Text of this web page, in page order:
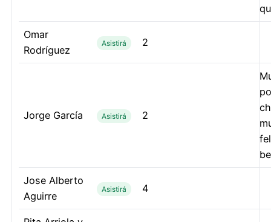
Omar
Rodríguez
Asistirá 2
Jorge García Asistirá 2
Jose Alberto
Aguirre
Asistirá 4